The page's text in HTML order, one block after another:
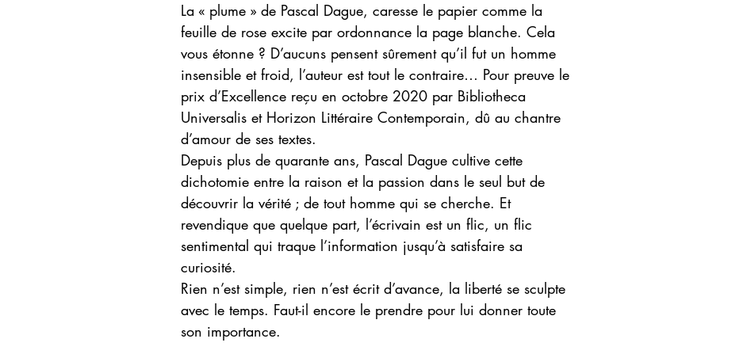
La « plume » de Pascal Dague, caresse le papier comme la
feuille de rose excite par ordonnance la page blanche. Cela
vous étonne ? D’aucuns pensent sûrement qu’il fut un homme
insensible et froid, l’auteur est tout le contraire… Pour preuve le
prix d’Excellence reçu en octobre 2020 par Bibliotheca
Universalis et Horizon Littéraire Contemporain, dû au chantre
d’amour de ses textes.
Depuis plus de quarante ans, Pascal Dague cultive cette
dichotomie entre la raison et la passion dans le seul but de
découvrir la vérité ; de tout homme qui se cherche. Et
revendique que quelque part, l’écrivain est un flic, un flic
sentimental qui traque l’information jusqu’à satisfaire sa
curiosité.
Rien n’est simple, rien n’est écrit d’avance, la liberté se sculpte
avec le temps. Faut-il encore le prendre pour lui donner toute
son importance.